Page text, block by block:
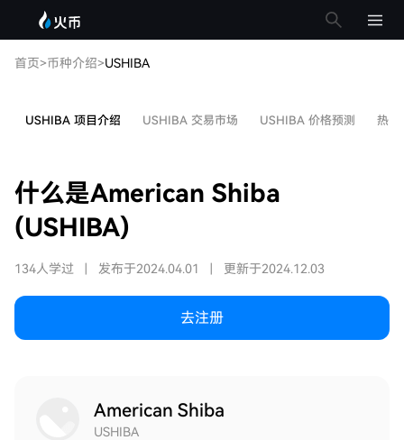
首页>币种介绍>USHIBA
USHIBA 项目介绍 USHIBA 交易市场 USHIBA 价格预测 热门
什么是American Shiba
(USHIBA)
134人学过 发布于2024.04.01 更新于2024.12.03
去注册
American Shiba
USHIBA